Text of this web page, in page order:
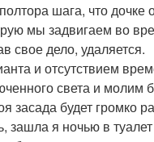
шага, что
мы задвигаем во
свое дело, удаляется.
и отсутствием
света и молим
засада будет
я ночью в